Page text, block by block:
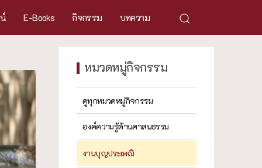
E-Books กิจกรรม บทความ
หมวดหมู่กิจกรรม
ดูทุกหมวดหมู่กิจกรรม
องค์ความรู้ด้านศาสนธรรม
งานบุญประเพณี